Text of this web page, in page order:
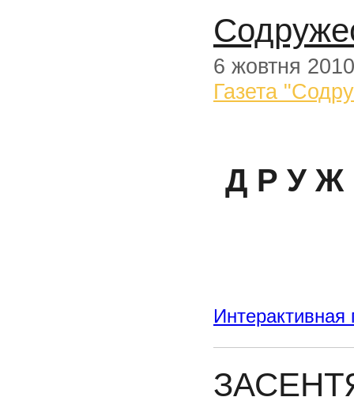
6 жовтня 2010
Газета
Д Р У Ж
Интерактивная